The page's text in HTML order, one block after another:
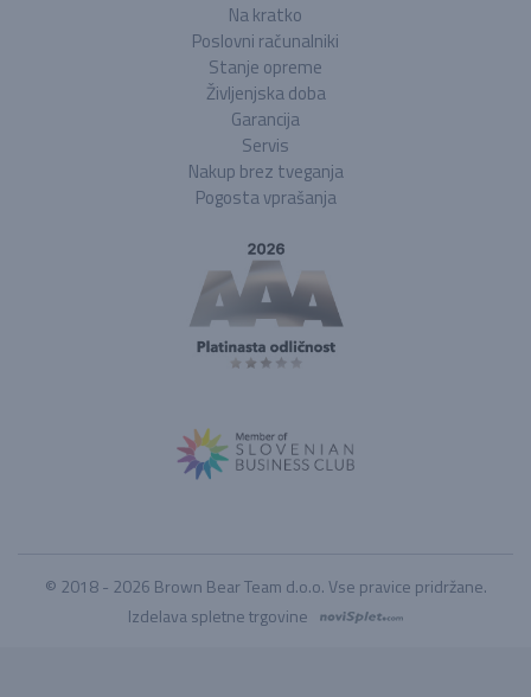
Na kratko
Poslovni računalniki
Stanje opreme
Življenjska doba
Garancija
Servis
Nakup brez tveganja
Pogosta vprašanja
© 2018 - 2026 Brown Bear Team d.o.o. Vse pravice pridržane.
Izdelava spletne trgovine